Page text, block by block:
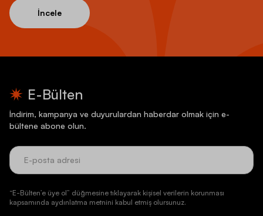
İncele
E-Bülten
İndirim, kampanya ve duyurulardan haberdar olmak için e-
bültene abone olun.
“E-Bülten’e üye ol” düğmesine tıklayarak kişisel verilerin korunması
kapsamında aydınlatma metnini kabul etmiş olursunuz.